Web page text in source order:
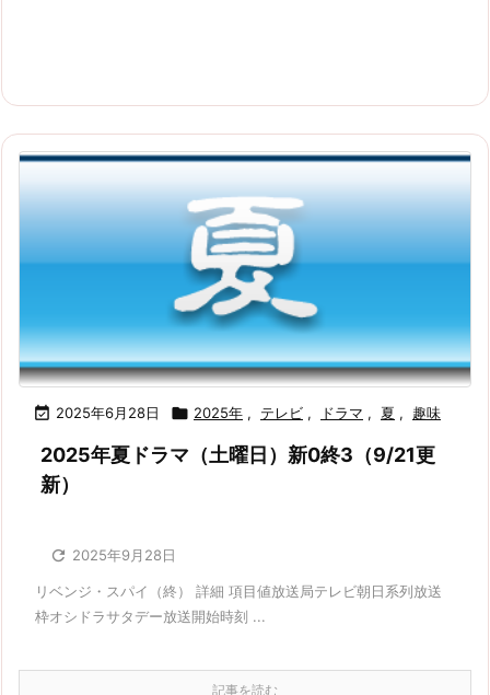
 2025年6月28日  2025年 , テレビ , ドラマ , 夏 , 趣味
2025年夏ドラマ（土曜日）新0終3（9/21更
新）
 2025年9月28日
リベンジ・スパイ（終） 詳細 項目値放送局テレビ朝日系列放送
枠オシドラサタデー放送開始時刻 ...
記事を読む